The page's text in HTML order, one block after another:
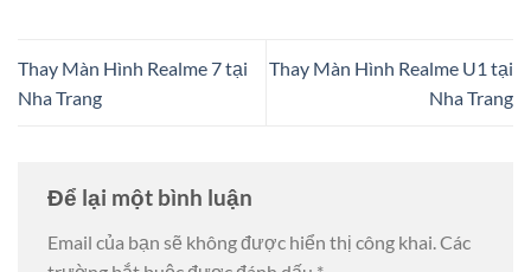
Thay Màn Hình Realme 7 tại
Nha Trang
Thay Màn Hình Realme U1 tại
Nha Trang
Để lại một bình luận
Email của bạn sẽ không được hiển thị công khai.Các